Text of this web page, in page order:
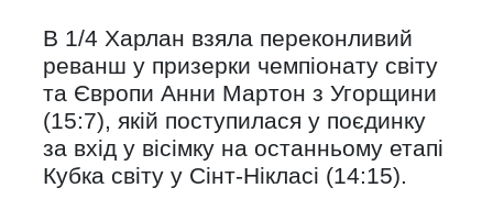
В 1/4 Харлан взяла переконливий
реванш у призерки чемпіонату світу
та Європи Анни Мартон з Угорщини
(15:7), якій поступилася у поєдинку
за вхід у вісімку на останньому етапі
Кубка світу у Сінт-Нікласі (14:15).